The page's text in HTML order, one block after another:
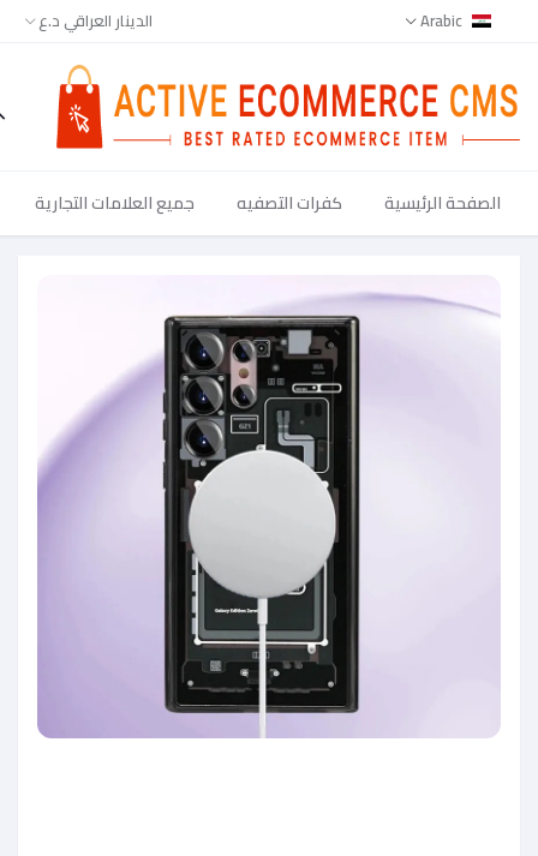
Arabic الدينار العراقي د.ع
الصفحة الرئيسية كفرات التصفيه جميع العلامات التجارية